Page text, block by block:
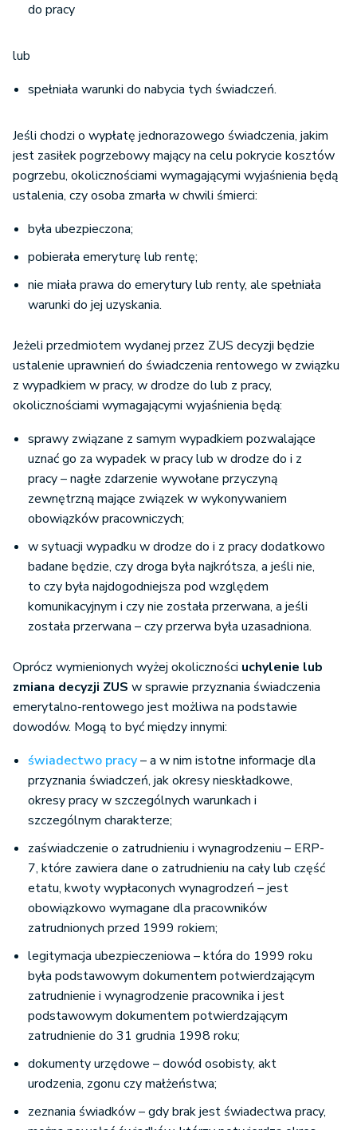
do pracy
lub
spełniała warunki do nabycia tych świadczeń.
Jeśli chodzi o wypłatę jednorazowego świadczenia, jakim
jest zasiłek pogrzebowy mający na celu pokrycie kosztów
pogrzebu, okolicznościami wymagającymi wyjaśnienia będą
ustalenia, czy osoba zmarła w chwili śmierci:
była ubezpieczona;
pobierała emeryturę lub rentę;
nie miała prawa do emerytury lub renty, ale spełniała
warunki do jej uzyskania.
Jeżeli przedmiotem wydanej przez ZUS decyzji będzie
ustalenie uprawnień do świadczenia rentowego w związku
z wypadkiem w pracy, w drodze do lub z pracy,
okolicznościami wymagającymi wyjaśnienia będą:
sprawy związane z samym wypadkiem pozwalające
uznać go za wypadek w pracy lub w drodze do i z
pracy – nagłe zdarzenie wywołane przyczyną
zewnętrzną mające związek w wykonywaniem
obowiązków pracowniczych;
w sytuacji wypadku w drodze do i z pracy dodatkowo
badane będzie, czy droga była najkrótsza, a jeśli nie,
to czy była najdogodniejsza pod względem
komunikacyjnym i czy nie została przerwana, a jeśli
została przerwana – czy przerwa była uzasadniona.
Oprócz wymienionych wyżej okoliczności uchylenie lub
zmiana decyzji ZUS w sprawie przyznania świadczenia
emerytalno-rentowego jest możliwa na podstawie
dowodów. Mogą to być między innymi:
świadectwo pracy– a w nim istotne informacje dla
przyznania świadczeń, jak okresy nieskładkowe,
okresy pracy w szczególnych warunkach i
szczególnym charakterze;
zaświadczenie o zatrudnieniu i wynagrodzeniu – ERP-
7, które zawiera dane o zatrudnieniu na cały lub część
etatu, kwoty wypłaconych wynagrodzeń – jest
obowiązkowo wymagane dla pracowników
zatrudnionych przed 1999 rokiem;
legitymacja ubezpieczeniowa – która do 1999 roku
była podstawowym dokumentem potwierdzającym
zatrudnienie i wynagrodzenie pracownika i jest
podstawowym dokumentem potwierdzającym
zatrudnienie do 31 grudnia 1998 roku;
dokumenty urzędowe – dowód osobisty, akt
urodzenia, zgonu czy małżeństwa;
zeznania świadków – gdy brak jest świadectwa pracy,